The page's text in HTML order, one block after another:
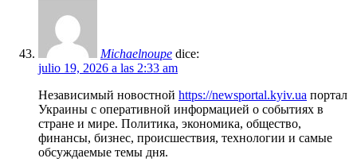
Michaelnoupe dice:
julio 19, 2026 a las 2:33 am
Независимый новостной https://newsportal.kyiv.ua портал
Украины с оперативной информацией о событиях в
стране и мире. Политика, экономика, общество,
финансы, бизнес, происшествия, технологии и самые
обсуждаемые темы дня.